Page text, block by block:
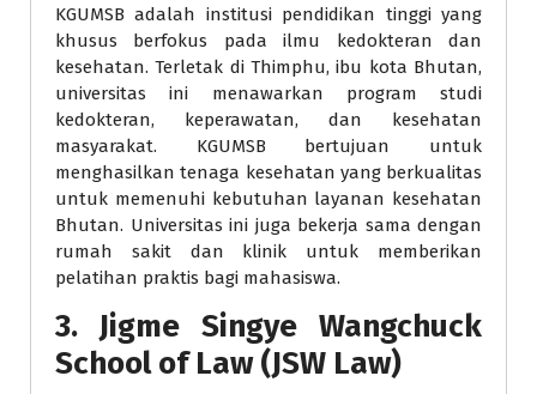
KGUMSB adalah institusi pendidikan tinggi yang
khusus berfokus pada ilmu kedokteran dan
kesehatan. Terletak di Thimphu, ibu kota Bhutan,
universitas ini menawarkan program studi
kedokteran, keperawatan, dan kesehatan
masyarakat. KGUMSB bertujuan untuk
menghasilkan tenaga kesehatan yang berkualitas
untuk memenuhi kebutuhan layanan kesehatan
Bhutan. Universitas ini juga bekerja sama dengan
rumah sakit dan klinik untuk memberikan
pelatihan praktis bagi mahasiswa.
3. Jigme Singye Wangchuck
School of Law (JSW Law)